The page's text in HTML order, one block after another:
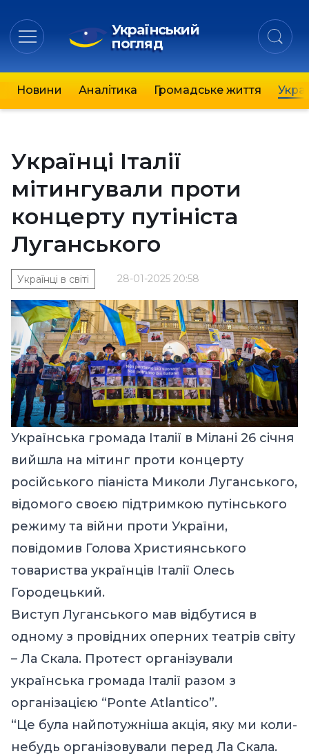
Український
погляд
Новини Аналітика Громадське життя
Українці Італії
мітингували проти
концерту путініста
Луганського
28-01-2025 20:58
Українці в світі
Українська громада Італії в Мілані 26 січня
вийшла на мітинг проти концерту
російського піаніста Миколи Луганського,
відомого своєю підтримкою путінського
режиму та війни проти України,
повідомив Голова Християнського
товариства українців Італії Олесь
Городецький.
Виступ Луганського мав відбутися в
одному з провідних оперних театрів світу
– Ла Скала. Протест організували
українська громада Італії разом з
організацією “Ponte Atlantico”.
“Це була найпотужніша акція, яку ми коли-
небудь організовували перед Ла Скала.